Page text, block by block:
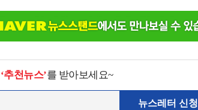
‘추천뉴스’를 받아보세요~
뉴스레터 신청